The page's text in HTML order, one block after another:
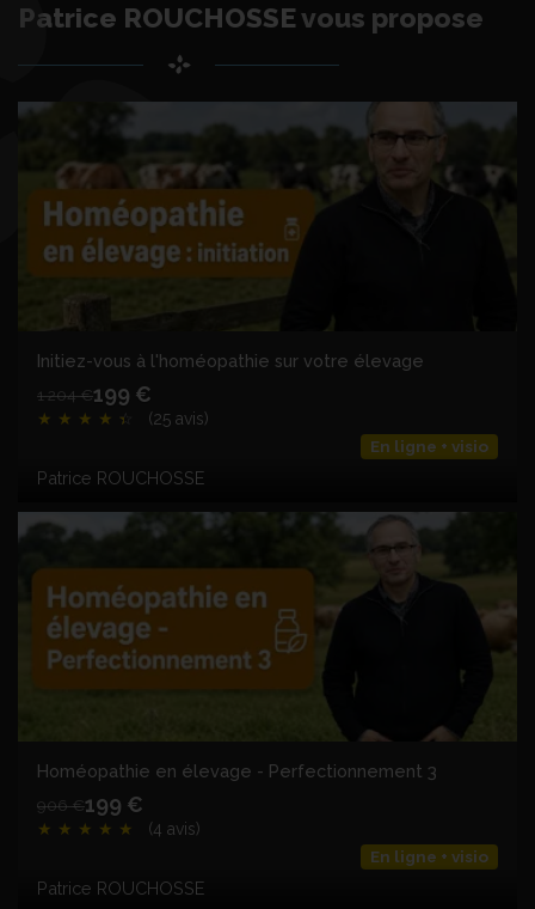
Patrice ROUCHOSSEvous propose
En ligne + visio
Patrice ROUCHOSSE
Initiez-vous à l'homéopathie sur votre élevage
1 204 €199 €
★ ★ ★ ★ ★☆ (25 avis)
En ligne + visio
Patrice ROUCHOSSE
Homéopathie en élevage - Perfectionnement 3
906 €199 €
★ ★ ★ ★ ★ (4 avis)